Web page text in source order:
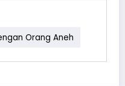
Orang Aneh